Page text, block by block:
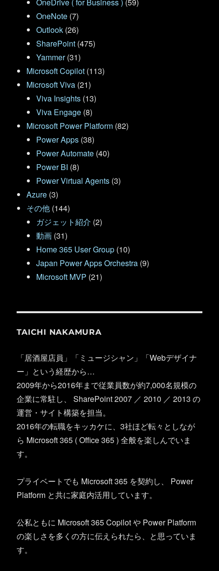
OneNote (7)
Outlook (26)
SharePoint (475)
Yammer(31)
Microsoft Copilot (113)
Microsoft Viva (21)
Viva Insights (13)
Viva Engage (8)
Microsoft Power Platform (82)
Power Apps (38)
Power Automate (40)
Power BI (8)
Power Virtual Agents (3)
Azure (3)
その他 (144)
ガジェット紹介 (2)
動画 (31)
Home 365 User Group (10)
Japan Power Apps Orchestra (9)
Microsoft MVP (21)
TAICHI NAKAMURA
「居酒屋店員」「ミュージシャン」「Webデザイナ
ー」という経歴から…
2009年から2016年まで従業員数が約7,000名規模の
企業に常駐し、 SharePoint 2007 ／ 2010 ／ 2013 の
運営・サイト構築を担当。
2016年の転職をキッカケに、3社ほど転々としなが
ら Microsoft 365 ( Office 365 ) 全般を楽しんでいま
す。
プライベートでも Microsoft 365 を契約し、 Power
Platform と共に家庭内活用しています。
公私ともに Microsoft 365 Copilot や Power Platform
の楽しさを多くの方に伝えられたら、と思っていま
す。